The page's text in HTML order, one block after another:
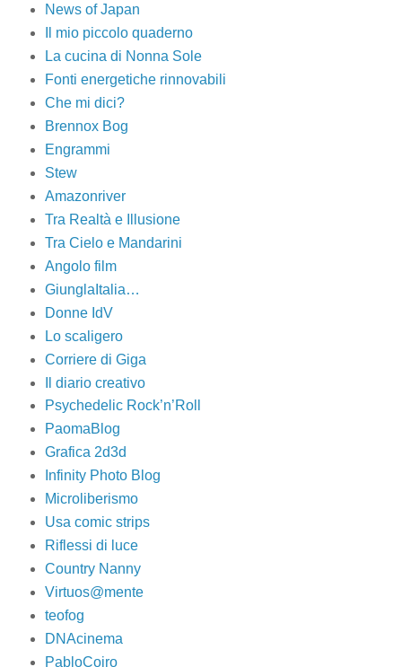
News of Japan
Il mio piccolo quaderno
La cucina di Nonna Sole
Fonti energetiche rinnovabili
Che mi dici?
Brennox Bog
Engrammi
Stew
Amazonriver
Tra Realtà e Illusione
Tra Cielo e Mandarini
Angolo film
GiunglaItalia…
Donne IdV
Lo scaligero
Corriere di Giga
Il diario creativo
Psychedelic Rock’n’Roll
PaomaBlog
Grafica 2d3d
Infinity Photo Blog
Microliberismo
Usa comic strips
Riflessi di luce
Country Nanny
Virtuos@mente
teofog
DNAcinema
PabloCoiro